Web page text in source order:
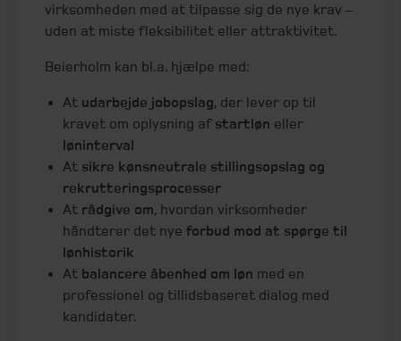
virksomheden med at tilpasse sig de nye krav –
uden at miste fleksibilitet eller attraktivitet.
Beierholm kan bl.a. hjælpe med:
At udarbejde jobopslag, der lever op til
kravet om oplysning af startløn eller
løninterval
At sikre kønsneutrale stillingsopslag og
rekrutteringsprocesser
At rådgive om, hvordan virksomheder
håndterer det nye forbud mod at spørge til
lønhistorik
At balancere åbenhed om løn med en
professionel og tillidsbaseret dialog med
kandidater.